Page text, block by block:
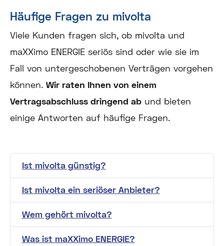
Häufige Fragen zu mivolta
Viele Kunden fragen sich, ob mivolta und
maXXimo ENERGIE seriös sind oder wie sie im
Fall von untergeschobenen Verträgen vorgehen
können. Wir raten Ihnen von einem
Vertragsabschluss dringend ab und bieten
einige Antworten auf häufige Fragen.
Ist mivolta günstig?
Ist mivolta ein seriöser Anbieter?
Wem gehört mivolta?
Was ist maXXimo ENERGIE?